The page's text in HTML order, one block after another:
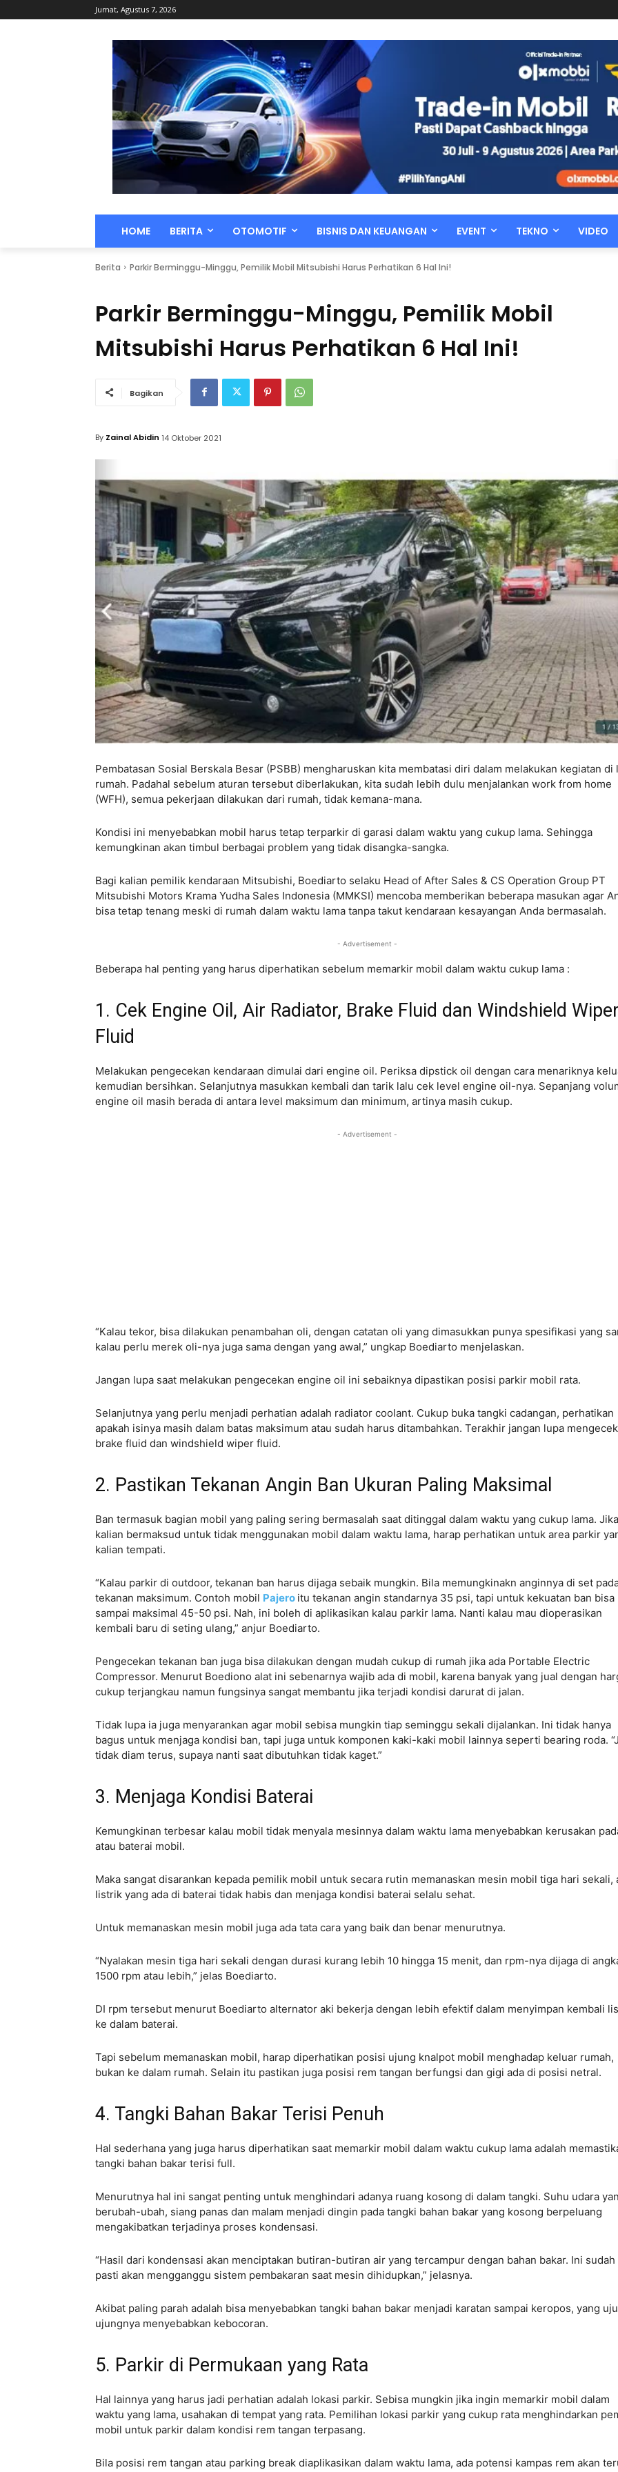
Jumat, Agustus 7, 2026
HOME BERITA OTOMOTIF BISNIS DAN KEUANGAN EVENT TEKNO VIDEO
Berita Parkir Berminggu-Minggu, Pemilik Mobil Mitsubishi Harus Perhatikan 6 Hal Ini!
Parkir Berminggu-Minggu, Pemilik Mobil
Mitsubishi Harus Perhatikan 6 Hal Ini!
Bagikan
By Zainal Abidin 14 Oktober 2021
Pembatasan Sosial Berskala Besar (PSBB) mengharuskan kita membatasi diri dalam melakukan kegiatan di
rumah. Padahal sebelum aturan tersebut diberlakukan, kita sudah lebih dulu menjalankan work from home
(WFH), semua pekerjaan dilakukan dari rumah, tidak kemana-mana.
Kondisi ini menyebabkan mobil harus tetap terparkir di garasi dalam waktu yang cukup lama. Sehingga
kemungkinan akan timbul berbagai problem yang tidak disangka-sangka.
Bagi kalian pemilik kendaraan Mitsubishi, Boediarto selaku Head of After Sales & CS Operation Group PT
Mitsubishi Motors Krama Yudha Sales Indonesia (MMKSI) mencoba memberikan beberapa masukan agar
bisa tetap tenang meski di rumah dalam waktu lama tanpa takut kendaraan kesayangan Anda bermasalah.
- Advertisement -
Beberapa hal penting yang harus diperhatikan sebelum memarkir mobil dalam waktu cukup lama :
1. Cek Engine Oil, Air Radiator, Brake Fluid dan Windshield Wiper
Fluid
Melakukan pengecekan kendaraan dimulai dari engine oil. Periksa dipstick oil dengan cara menariknya
kemudian bersihkan. Selanjutnya masukkan kembali dan tarik lalu cek level engine oil-nya. Sepanjang
engine oil masih berada di antara level maksimum dan minimum, artinya masih cukup.
- Advertisement -
“Kalau tekor, bisa dilakukan penambahan oli, dengan catatan oli yang dimasukkan punya spesifikasi yang
kalau perlu merek oli-nya juga sama dengan yang awal,” ungkap Boediarto menjelaskan.
Jangan lupa saat melakukan pengecekan engine oil ini sebaiknya dipastikan posisi parkir mobil rata.
Selanjutnya yang perlu menjadi perhatian adalah radiator coolant. Cukup buka tangki cadangan, perhatikan
apakah isinya masih dalam batas maksimum atau sudah harus ditambahkan. Terakhir jangan lupa mengecek
brake fluid dan windshield wiper fluid.
2. Pastikan Tekanan Angin Ban Ukuran Paling Maksimal
Ban termasuk bagian mobil yang paling sering bermasalah saat ditinggal dalam waktu yang cukup lama. Jika
kalian bermaksud untuk tidak menggunakan mobil dalam waktu lama, harap perhatikan untuk area parkir
kalian tempati.
“Kalau parkir di outdoor, tekanan ban harus dijaga sebaik mungkin. Bila memungkinakn anginnya di set
tekanan maksimum. Contoh mobil Pajero itu tekanan angin standarnya 35 psi, tapi untuk kekuatan ban bisa
sampai maksimal 45-50 psi. Nah, ini boleh di aplikasikan kalau parkir lama. Nanti kalau mau dioperasikan
kembali baru di seting ulang,” anjur Boediarto.
Pengecekan tekanan ban juga bisa dilakukan dengan mudah cukup di rumah jika ada Portable Electric
Compressor. Menurut Boediono alat ini sebenarnya wajib ada di mobil, karena banyak yang jual dengan
cukup terjangkau namun fungsinya sangat membantu jika terjadi kondisi darurat di jalan.
Tidak lupa ia juga menyarankan agar mobil sebisa mungkin tiap seminggu sekali dijalankan. Ini tidak hanya
bagus untuk menjaga kondisi ban, tapi juga untuk komponen kaki-kaki mobil lainnya seperti bearing roda.
tidak diam terus, supaya nanti saat dibutuhkan tidak kaget.”
3. Menjaga Kondisi Baterai
Kemungkinan terbesar kalau mobil tidak menyala mesinnya dalam waktu lama menyebabkan kerusakan
atau baterai mobil.
Maka sangat disarankan kepada pemilik mobil untuk secara rutin memanaskan mesin mobil tiga hari sekali,
listrik yang ada di baterai tidak habis dan menjaga kondisi baterai selalu sehat.
Untuk memanaskan mesin mobil juga ada tata cara yang baik dan benar menurutnya.
“Nyalakan mesin tiga hari sekali dengan durasi kurang lebih 10 hingga 15 menit, dan rpm-nya dijaga di
1500 rpm atau lebih,” jelas Boediarto.
DI rpm tersebut menurut Boediarto alternator aki bekerja dengan lebih efektif dalam menyimpan kembali
ke dalam baterai.
Tapi sebelum memanaskan mobil, harap diperhatikan posisi ujung knalpot mobil menghadap keluar rumah,
bukan ke dalam rumah. Selain itu pastikan juga posisi rem tangan berfungsi dan gigi ada di posisi netral.
4. Tangki Bahan Bakar Terisi Penuh
Hal sederhana yang juga harus diperhatikan saat memarkir mobil dalam waktu cukup lama adalah
tangki bahan bakar terisi full.
Menurutnya hal ini sangat penting untuk menghindari adanya ruang kosong di dalam tangki. Suhu udara
berubah-ubah, siang panas dan malam menjadi dingin pada tangki bahan bakar yang kosong berpeluang
mengakibatkan terjadinya proses kondensasi.
“Hasil dari kondensasi akan menciptakan butiran-butiran air yang tercampur dengan bahan bakar. Ini sudah
pasti akan mengganggu sistem pembakaran saat mesin dihidupkan,” jelasnya.
Akibat paling parah adalah bisa menyebabkan tangki bahan bakar menjadi karatan sampai keropos, yang
ujungnya menyebabkan kebocoran.
5. Parkir di Permukaan yang Rata
Hal lainnya yang harus jadi perhatian adalah lokasi parkir. Sebisa mungkin jika ingin memarkir mobil dalam
waktu yang lama, usahakan di tempat yang rata. Pemilihan lokasi parkir yang cukup rata menghindarkan
mobil untuk parkir dalam kondisi rem tangan terpasang.
Bila posisi rem tangan atau parking break diaplikasikan dalam waktu lama, ada potensi kampas rem akan